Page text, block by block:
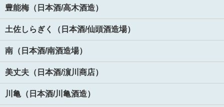
豊能梅（日本酒/高木酒造）
土佐しらぎく（日本酒/仙頭酒造場）
南（日本酒/南酒造場）
美丈夫（日本酒/濵川商店）
川亀（日本酒/川亀酒造）